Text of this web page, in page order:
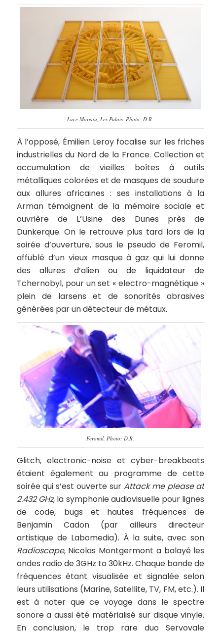
Luce Moreau, Les Palais. Photo: D.R.
À l’opposé, Émilien Leroy focalise sur les friches
industrielles du Nord de la France. Collection et
accumulation de vieilles boîtes à outils
métalliques colorées et de masques de soudure
aux allures africaines : ses installations à la
Arman témoignent de la mémoire sociale et
ouvrière de L’Usine des Dunes près de
Dunkerque. On le retrouve plus tard lors de la
soirée d’ouverture, sous le pseudo de Feromil,
affublé d’un vieux masque à gaz qui lui donne
des allures d’alien ou de liquidateur de
Tchernobyl, pour un set « electro-magnétique »
plein de larsens et de sonorités abrasives
générées par un détecteur de métaux.
Feromil. Photo: D.R.
Glitch, electronic-noise et cyber-breakbeats
étaient également au programme de cette
soirée qui s’est ouverte sur Attack me please at
2.432 GHz, la symphonie audiovisuelle pour lignes
de code, bugs et hautes fréquences de
Benjamin Cadon (par ailleurs directeur
artistique de Labomedia). À la suite, avec son
Radioscape, Nicolas Montgermont a balayé les
ondes radio de 3GHz to 30kHz. Chaque bande de
fréquences étant visualisée et signalée selon
leurs utilisations (Marine, Satellite, TV, FM, etc.). Il
est à noter que ce voyage dans le spectre
sonore a aussi été matérialisé sur disque vinyle.
En conclusion, le trop rare duo Servovale